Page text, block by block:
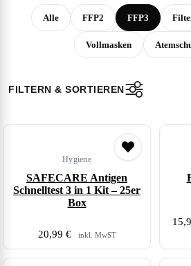
Alle FFP2 FFP3
Vollmasken
FILTERN & SORTIEREN
Hygiene
SAFECARE Antigen
Schnelltest 3 in 1 Kit – 25er
Box
20,99 € inkl. MwST